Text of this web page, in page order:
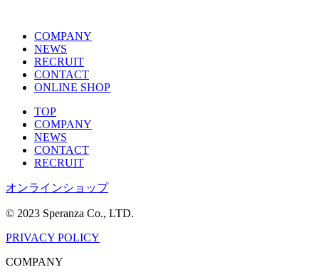
COMPANY
NEWS
RECRUIT
CONTACT
ONLINE SHOP
TOP
COMPANY
NEWS
CONTACT
RECRUIT
オンラインショップ
© 2023 Speranza Co., LTD.
PRIVACY POLICY
COMPANY